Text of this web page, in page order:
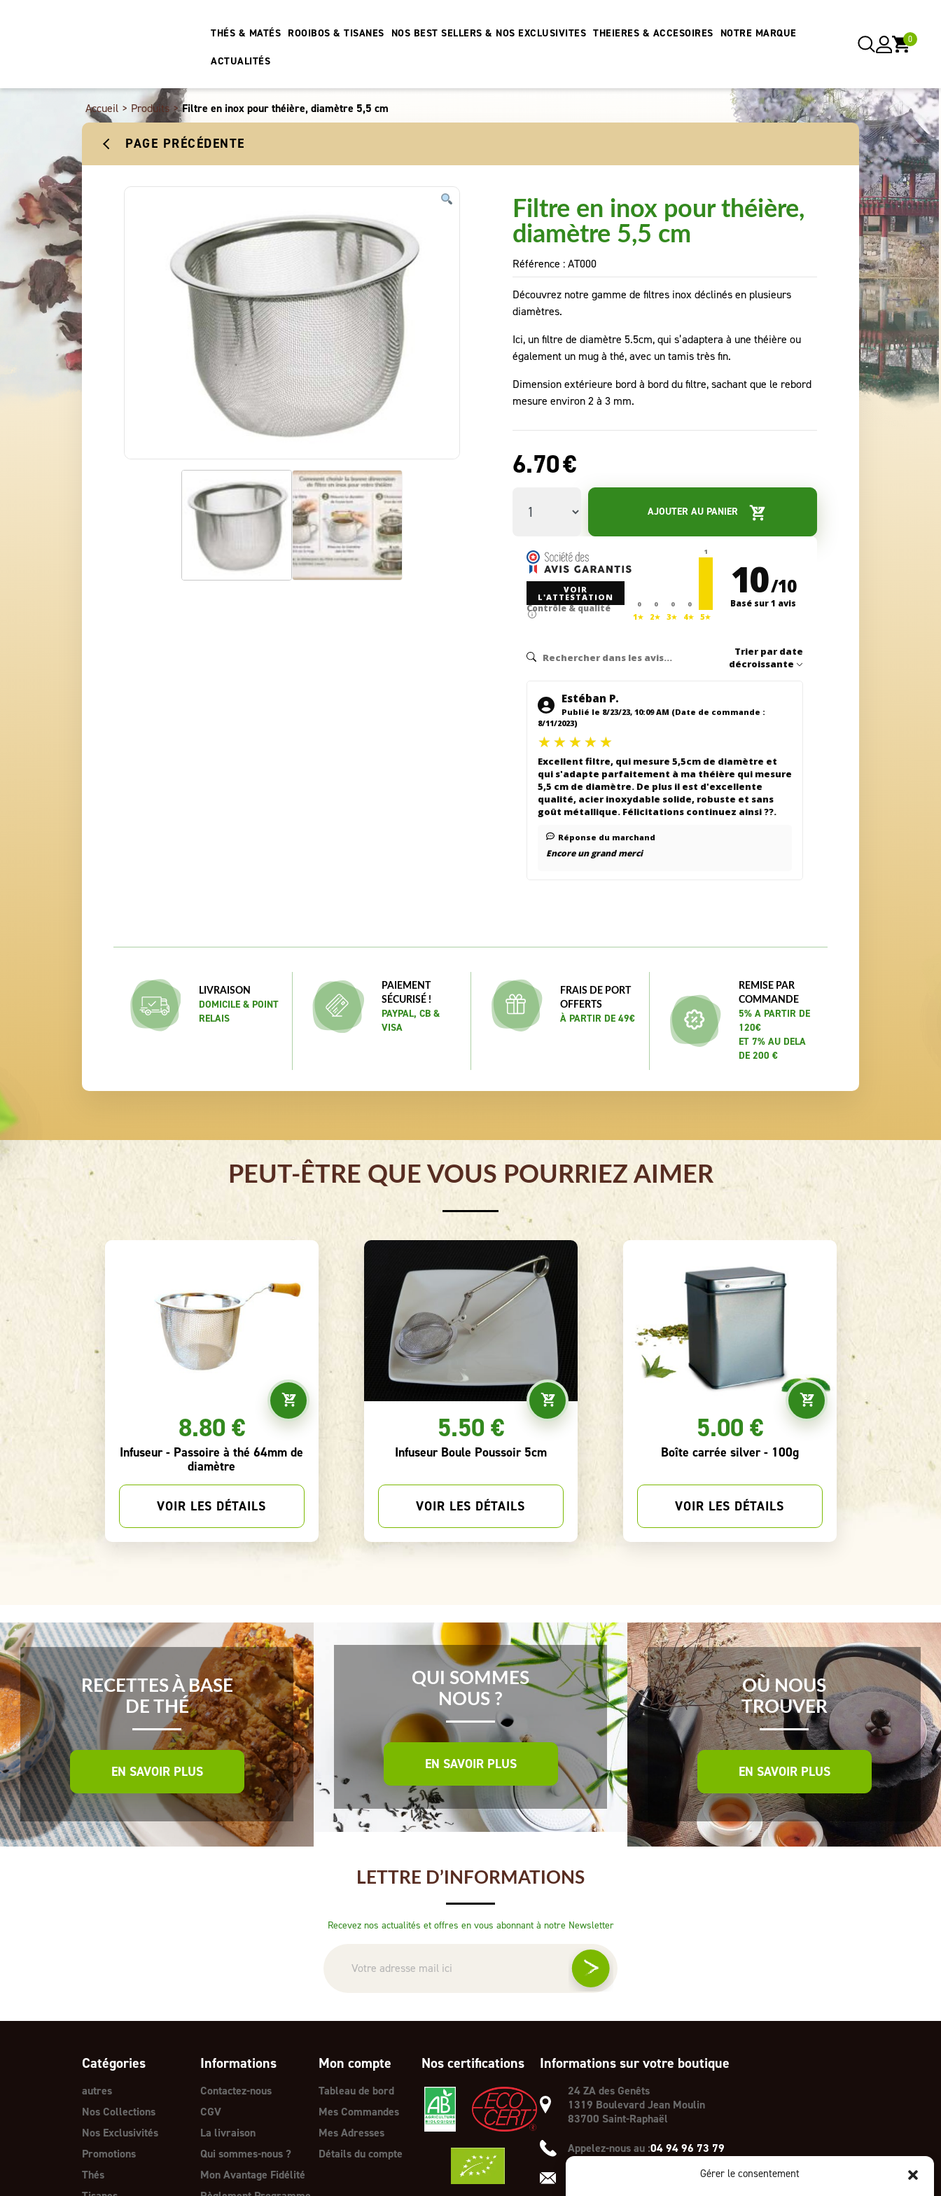
Gérer le consentement
THÉS & MATÉS ROOIBOS & TISANES NOS BEST SELLERS & NOS EXCLUSIVITES THEIERES & ACCESOIRES NOTRE MARQUE
ACTUALITÉS
0
Accueil > Produits > Filtre en inox pour théière, diamètre 5,5 cm
PAGE PRÉCÉDENTE
Filtre en inox pour théière,
diamètre 5,5 cm
Référence :AT000
Découvrez notre gamme de filtres inox déclinés en plusieurs
diamètres.
Ici, un filtre de diamètre 5.5cm, qui s’adaptera à une théière ou
également un mug à thé, avec un tamis très fin.
Dimension extérieure bord à bord du filtre, sachant que le rebord
mesure environ 2 à 3 mm.
6.70€
AJOUTER AU PANIER
VOIR
L'ATTESTATION
Contrôle & qualité 0
1★
0
2★
0
3★
0
4★
1
5★
10/10
Basé sur 1 avis
Trier par date
décroissante
Estéban P.
Publié le 8/23/23, 10:09 AM (Date de commande :
8/11/2023)
Excellent filtre, qui mesure 5,5cm de diamètre et
qui s'adapte parfaitement à ma théière qui mesure
5,5 cm de diamètre. De plus il est d'excellente
qualité, acier inoxydable solide, robuste et sans
goût métallique. Félicitations continuez ainsi ??.
Réponse du marchand
Encore un grand merci
LIVRAISON
DOMICILE & POINT
RELAIS
PAIEMENT
SÉCURISÉ !
PAYPAL, CB &
VISA
FRAIS DE PORT
OFFERTS
À PARTIR DE 49€
REMISE PAR
COMMANDE
5% A PARTIR DE
120€
ET 7% AU DELA
DE 200 €
PEUT-ÊTRE QUE VOUS POURRIEZ AIMER
5.50 €
Boule Poussoir 5cm
5.00 €
Boîte carrée silver - 100g
VOIR LES DÉTAILS
5.90 €
Boule à thé 6,5 cm
VOIR LES DÉTAILS
6.00 €
Mesure à Thé 2g
VOIR LES DÉTAILS
RECETTES À BASE
DE THÉ
EN SAVOIR PLUS
QUI SOMMES
NOUS ?
EN SAVOIR PLUS
OÙ NOUS
TROUVER
EN SAVOIR PLUS
LETTRE D’INFORMATIONS
Recevez nos actualités et offres en vous abonnant à notre Newsletter
Catégories
autres
Nos Collections
Nos Exclusivités
Promotions
Thés
Informations
Contactez-nous
CGV
La livraison
Qui sommes-nous ?
Mon Avantage Fidélité
Mon compte
Tableau de bord
Mes Commandes
Mes Adresses
Détails du compte
Nos certifications Informations sur votre boutique
24 ZA des Genêts
1319 Boulevard Jean Moulin
83700 Saint-Raphaël
Appelez-nous au :04 94 96 73 79
contact@terre-et-volupthe.com